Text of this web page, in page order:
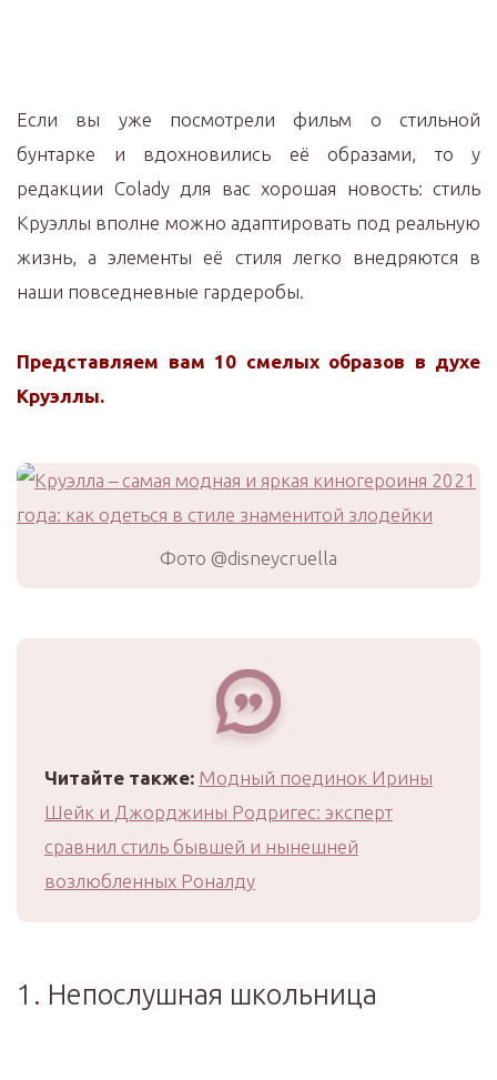
Если вы уже посмотрели фильм о стильной
бунтарке и вдохновились её образами, то у
редакции Colady для вас хорошая новость: стиль
Круэллы вполне можно адаптировать под реальную
жизнь, а элементы её стиля легко внедряются в
наши повседневные гардеробы.
Представляем вам 10 смелых образов в духе
Круэллы.
Фото @disneycruella
Читайте также: Модный поединок Ирины
Шейк и Джорджины Родригес: эксперт
сравнил стиль бывшей и нынешней
возлюбленных Роналду
1. Непослушная школьница